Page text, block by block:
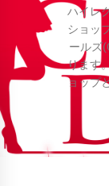
キ
ッ
プ
ハイレ
ショッ
ールズ
ります
ョップ